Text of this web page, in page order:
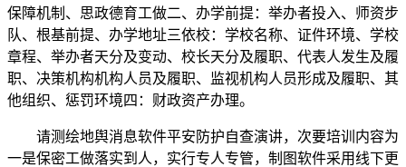
保障机制、思政德育工做二、办学前提：举办者投入、师资步
队、根基前提、办学地址三依校：学校名称、证件环境、学校
章程、举办者天分及变动、校长天分及履职、代表人发生及履
职、决策机构机构人员及履职、监视机构人员形成及履职、其
他组织、惩罚环境四：财政资产办理。
请测绘地舆消息软件平安防护自查演讲，次要培训内容为
一是保密工做落实到人，实行专人专管，制图软件采用线下更